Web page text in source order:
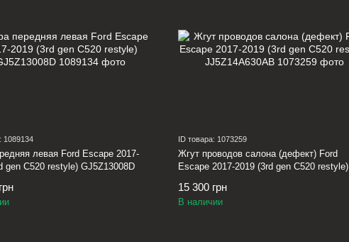
1089134
левая Ford Escape 2017-
gen C520 restyle) GJ5Z13008D
ID товара: 1073259
Жгут проводов салона (дефект) Ford
Escape 2017-2019 (3rd gen C520 restyle)
15 300 грн
В наличии